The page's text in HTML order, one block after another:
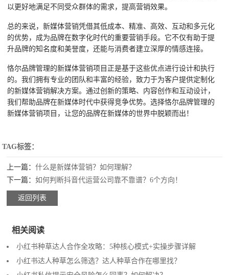
以更好地满足不同受众群体的需求，提高营销效果。
总的来说，新媒体营销凭借其低成本、精准、高效、互动和多元化
的优势，成为品牌在数字化时代的重要营销手段。它不仅有助于提
升品牌的知名度和美誉度，还能与消费者建立深厚的情感连接。
恪尔品牌管理的新媒体营销项目正是基于这些优点进行设计和执行
的。我们拥有专业的团队和丰富的经验，致力于为客户提供定制化
的新媒体营销解决方案。通过创新的策略、内容创作和互动设计，
我们帮助品牌在新媒体时代中获得竞争优势。选择恪尔品牌管理的
新媒体营销项目，让您的品牌在新媒体的世界中脱颖而出！
TAG标签：
上一篇：什么是新媒体营销？如何理解？
下一篇：如何判断抖音代运营公司靠不靠谱？6个方向！
返回列表
相关阅读
小红书种草达人合作全攻略：5种核心模式+实操步骤详解
小红书达人种草怎么筛选？达人种草合作在哪里找？